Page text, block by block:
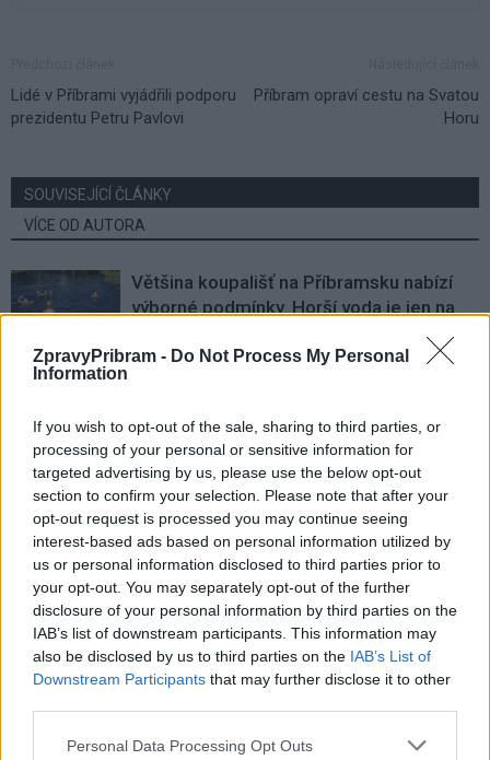
ZpravyPribram - Do Not Process My Personal
Information
If you wish to opt-out of the sale, sharing to third parties, or
processing of your personal or sensitive information for
targeted advertising by us, please use the below opt-out
section to confirm your selection. Please note that after your
opt-out request is processed you may continue seeing
interest-based ads based on personal information utilized by
us or personal information disclosed to third parties prior to
your opt-out. You may separately opt-out of the further
disclosure of your personal information by third parties on the
IAB’s list of downstream participants. This information may
also be disclosed by us to third parties on the IAB’s List of
Downstream Participants that may further disclose it to other
Personal Data Processing Opt Outs
Lidé v Příbrami vyjádřili podporu
prezidentu Petru Pavlovi
Příbram opraví cestu na Svatou
Horu
SOUVISEJÍCÍ ČLÁNKY
VÍCE OD AUTORA
Většina koupališť na Příbramsku nabízí
výborné podmínky. Horší voda je jen na
Zpravodajství
Zpravodajství
Středočeský kraj upravil pravidla soutěže.
Obce nově získají body i za předcházení
vzniku odpadu